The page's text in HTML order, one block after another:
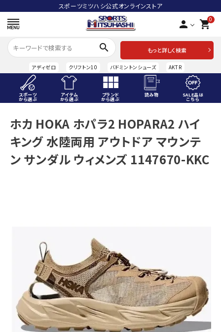
スポーツミツハシ公式オンラインストア
person 0
shopping_cart
search
もっと詳しく検索
アディゼロ クリフトン10 バドミントンシューズ AKTR
スポーツ
から選ぶ
アイテム
から選ぶ
ブランド
から選ぶ
読み物 SALE品は
こちら
ACCOUNT MENU
ようこそ ゲスト 様
meeting_room ログイン person 会員登録
SALE品はこちら
INFORMATIOM
ご利用ガイド
お問い合わせ
ホカ HOKA ホパラ2 HOPARA2 ハイ
キング 水陸両用 アウトドア マウンテ
ン サンダル ウィメンズ 1147670-KKC